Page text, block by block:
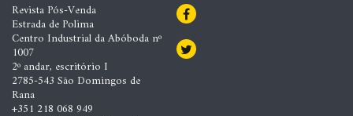
Revista Pós-Venda
Estrada de Polima
Centro Industrial da Abóboda nº
1007
2º andar, escritório I
2785-543 São Domingos de
Rana
+351 218 068 949